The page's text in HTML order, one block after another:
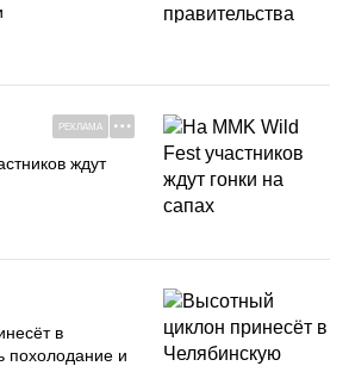
РЕКЛАМА
ждут
в
похолодание и